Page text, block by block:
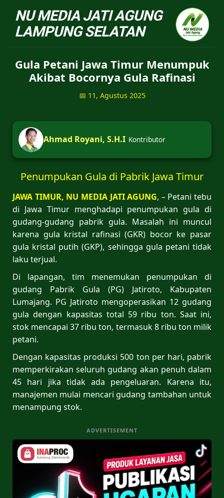
NU Jatiagung - Situs
Gula Petani Jawa Timur Menumpuk
Akibat Bocornya Gula Rafinasi
📅 11, Agustus 2025
Ahmad Royani, S.H.I Kontributor
Penumpukan Gula di Pabrik Jawa Timur
JAWA TIMUR, NU MEDIA JATI AGUNG, – Petani tebu
di Jawa Timur menghadapi penumpukan gula di
gudang-gudang pabrik gula. Masalah ini muncul
karena gula kristal rafinasi (GKR) bocor ke pasar
gula kristal putih (GKP), sehingga gula petani tidak
laku terjual.
Di lapangan, tim menemukan penumpukan di
gudang Pabrik Gula (PG) Jatiroto, Kabupaten
Lumajang. PG Jatiroto mengoperasikan 12 gudang
gula dengan kapasitas total 59 ribu ton. Saat ini,
stok mencapai 37 ribu ton, termasuk 8 ribu ton milik
petani.
Dengan kapasitas produksi 500 ton per hari, pabrik
memperkirakan seluruh gudang akan penuh dalam
45 hari jika tidak ada pengeluaran. Karena itu,
manajemen mulai mencari gudang tambahan untuk
menampung stok.
ADVERTISEMENT